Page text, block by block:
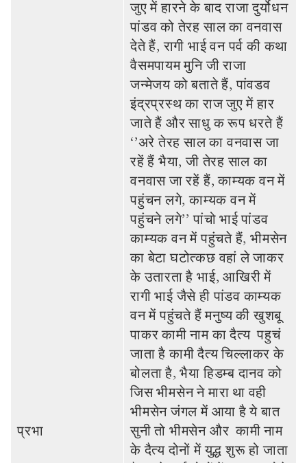
प्रभा
जुए में हारने के बाद राजा दुर्योधन
पांडव को तेरह साल का वनवास
देते हैं, रागी भाई वन पर्व की कथा
वैसमपायम मुनि जी राजा
जन्‍मेजय को बताते हैं, पांवडव
इंद्रप्रस्‍थ का राज जुए में हार
जाते हैं और साधु क रूप धरते हैं
‘’अरे तेरह साल का वनवास जा
रहें हैं भैया, जी तेरह साल का
वनवास जा रहें हैं, काम्‍यक वन में
पहुंचन लगे, काम्‍यक वन में
पहुंचने लगे’’ पांचो भाई पांडव
काम्‍यक वन में पहुंचते हैं, भीमसेन
का बेटा घटोत्‍कछ वहां ले जाकर
के उतारता है भाई, आखिरी में
रागी भाई जैसे ही पांडव काम्‍यक
वन में पहुंचते हैं मनुष्‍य की खुशबू
पाकर कामी नाम का दैत्‍य पहुचं
जाता है कामी दैत्‍य चिल्‍लाकर के
बोलता है, भैया हिडम्‍ब दानव को
जिस भीमसेन ने मारा था वही
भीमसेन जंगल में आया है ये बात
सुनी तो भीमसेन और कामी नाम
के दैत्‍य दोनों में युद्ध शुरू हो जाता